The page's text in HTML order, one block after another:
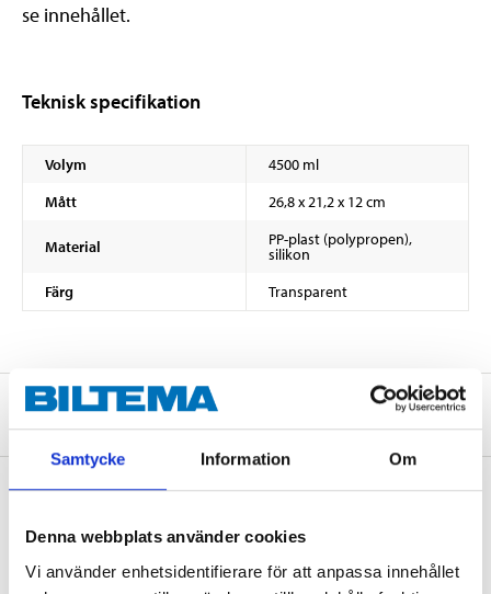
Samtycke Information Om
Denna webbplats använder cookies
Vi använder enhetsidentifierare för att anpassa innehållet
se innehållet.
Teknisk specifikation
Volym
4500 ml
Mått
26,8 x 21,2 x 12 cm
Material PP-plast (polypropen),
silikon
Färg
Transparent
Om tillverkaren
Köp & Hämta
Köp & Hämta i ditt varuhus inom 2 timmar! För mer information om